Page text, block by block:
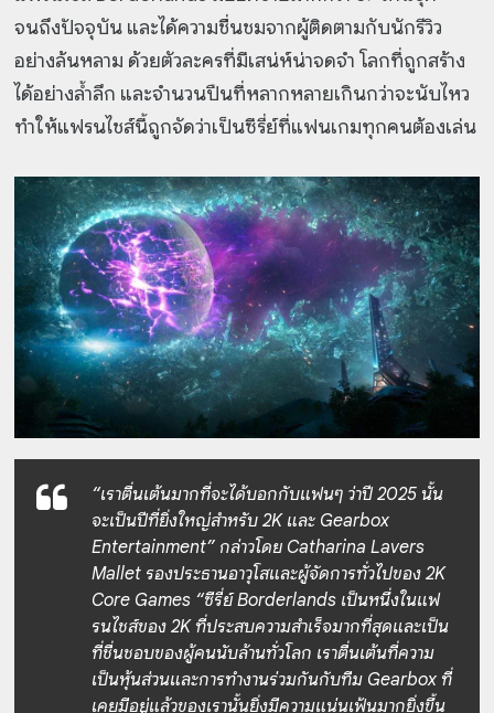
จนถึงปัจจุบัน และได้ความชื่นชมจากผู้ติดตามกับนักรีวิว
อย่างล้นหลาม ด้วยตัวละครที่มีเสน่ห์น่าจดจำ โลกที่ถูกสร้าง
ได้อย่างล้ำลึก และจำนวนปืนที่หลากหลายเกินกว่าจะนับไหว
ทำให้แฟรนไชส์นี้ถูกจัดว่าเป็นซีรี่ย์ที่แฟนเกมทุกคนต้องเล่น
“เราตื่นเต้นมากที่จะได้บอกกับแฟนๆ ว่าปี 2025 นั้น
จะเป็นปีที่ยิ่งใหญ่สำหรับ 2K และ Gearbox
Entertainment” กล่าวโดย Catharina Lavers
Mallet รองประธานอาวุโสและผู้จัดการทั่วไปของ 2K
Core Games “ซีรี่ย์ Borderlands เป็นหนึ่งในแฟ
รนไชส์ของ 2K ที่ประสบความสำเร็จมากที่สุดและเป็น
ที่ชื่นชอบของผู้คนนับล้านทั่วโลก เราตื่นเต้นที่ความ
เป็นหุ้นส่วนและการทำงานร่วมกันกับทีม Gearbox ที่
เคยมีอยู่แล้วของเรานั้นยิ่งมีความแน่นเฟ้นมากยิ่งขึ้น